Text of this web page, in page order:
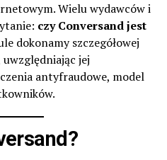
Wielu wydawców i
czyConversandjest
dokonamy szczegółowej
jej
antyfraudowe, model